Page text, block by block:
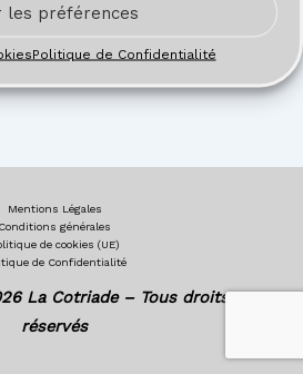
les préférences
Politique de Confidentialité
Mentions Légales
Conditions générales
de cookies (UE)
de Confidentialité
La Cotriade – Tous droits
réservés